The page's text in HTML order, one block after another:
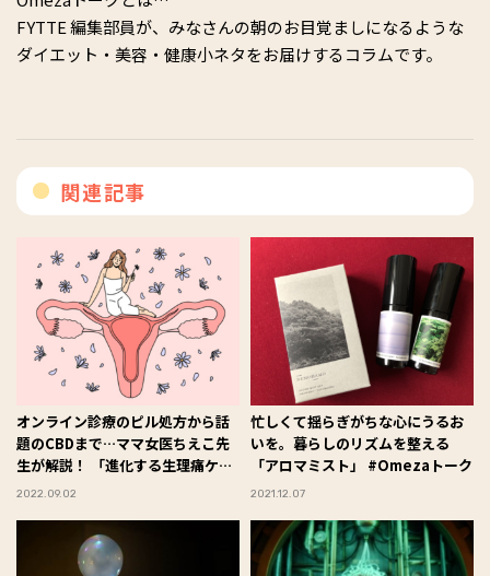
FYTTE 編集部員が、みなさんの朝のお目覚ましになるような
ダイエット・美容・健康小ネタをお届けするコラムです。
関連記事
オンライン診療のピル処方から話
題のCBDまで…ママ女医ちえこ先
生が解説！ 「進化する生理痛ケ
ア」
2022.09.02
忙しくて揺らぎがちな心にうるお
いを。暮らしのリズムを整える
「アロマミスト」 #Omezaトーク
2021.12.07